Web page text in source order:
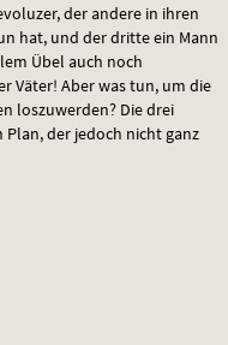
der andere in ihren
hat, und der dritte ein Mann
Übel auch noch
Väter! Aber was tun, um die
loszuwerden? Die drei
der jedoch nicht ganz